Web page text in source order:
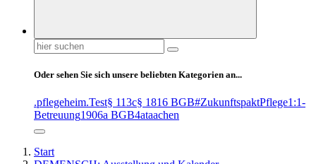
Suchen
nach:
Oder sehen Sie sich unsere beliebten Kategorien an...
.pflegeheim.Test§ 113c§ 1816 BGB#ZukunftspaktPflege1:1-
Betreuung1906a BGB4ataachen
Start